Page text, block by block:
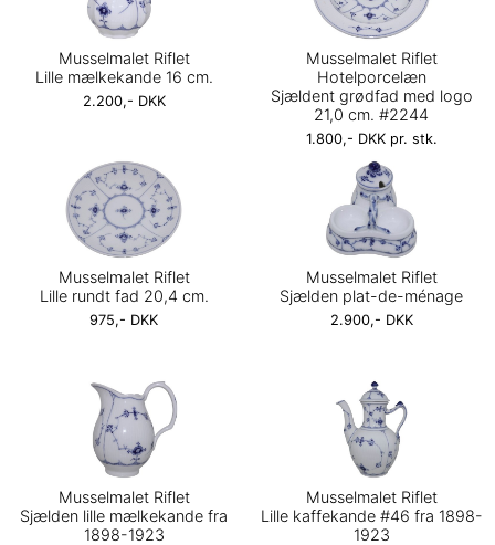
Musselmalet Riflet
Lille mælkekande 16 cm.
2.200,- DKK
Musselmalet Riflet
Hotelporcelæn
Sjældent grødfad med logo
21,0 cm. #2244
1.800,- DKK pr. stk.
Musselmalet Riflet
Lille rundt fad 20,4 cm.
975,- DKK
Musselmalet Riflet
Sjælden plat-de-ménage
2.900,- DKK
Musselmalet Riflet
Sjælden lille mælkekande fra
1898-1923
Musselmalet Riflet
Lille kaffekande #46 fra 1898-
1923